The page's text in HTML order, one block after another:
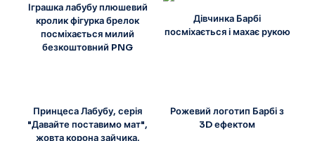
Іграшка лабубу плюшевий
кролик фігурка брелок
посміхається милий
безкоштовний PNG
Дівчинка Барбі
посміхається і махає рукою
Принцеса Лабубу, серія
"Давайте поставимо мат",
жовта корона зайчика,
Рожевий логотип Барбі з
3D ефектом